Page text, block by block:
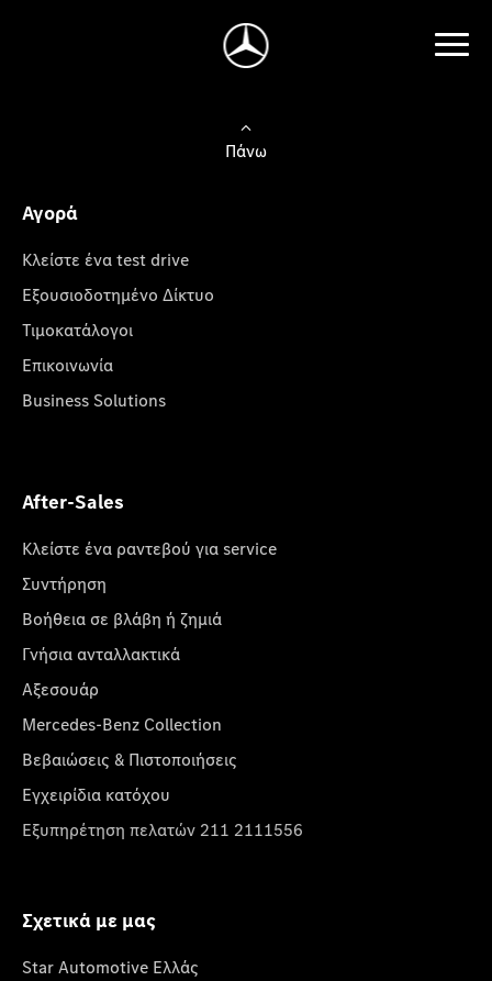
Πάνω
Αγορά
Κλείστε ένα test drive
Εξουσιοδοτημένο Δίκτυο
Τιμοκατάλογοι
Επικοινωνία
Business Solutions
After-Sales
Κλείστε ένα ραντεβού για service
Συντήρηση
Βοήθεια σε βλάβη ή ζημιά
Γνήσια ανταλλακτικά
Αξεσουάρ
Mercedes-Benz Collection
Βεβαιώσεις & Πιστοποιήσεις
Εγχειρίδια κατόχου
Εξυπηρέτηση πελατών 211 2111556
Σχετικά με μας
Star Automotive Ελλάς